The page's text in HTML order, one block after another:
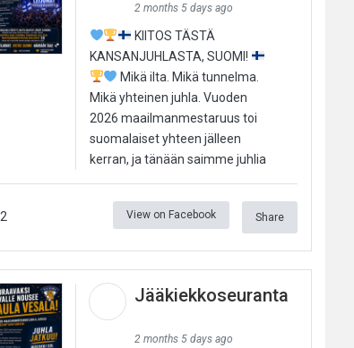
2 months 5 days ago
KIITOS TÄSTÄ
KANSANJUHLASTA, SUOMI!
Mikä ilta. Mikä tunnelma.
Mikä yhteinen juhla. Vuoden
2026 maailmanmestaruus toi
suomalaiset yhteen jälleen
kerran, ja tänään saimme juhlia
2 View on Facebook Share
Jääkiekkoseuranta
2 months 5 days ago